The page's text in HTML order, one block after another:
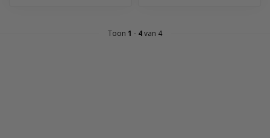
Toon 1 - 4van 4